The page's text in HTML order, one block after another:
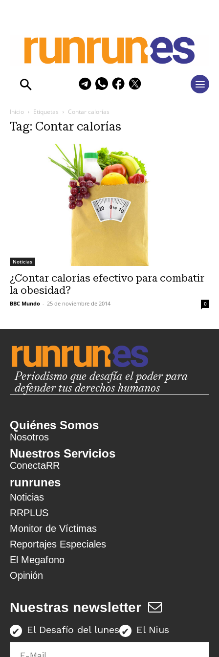
Inicio Etiquetas Contar calorías
Tag: Contar calorías
Noticias
¿Contar calorías efectivo para combatir
la obesidad?
BBC Mundo - 25 de noviembre de 2014 0
Periodismo que desafía el poder para
defender tus derechos humanos
Quiénes Somos
Nosotros
Nuestros Servicios
ConectaRR
runrunes
Noticias
RRPLUS
Monitor de Víctimas
Reportajes Especiales
El Megafono
Opinión
Nuestras newsletter
El Desafío del lunes El Nius